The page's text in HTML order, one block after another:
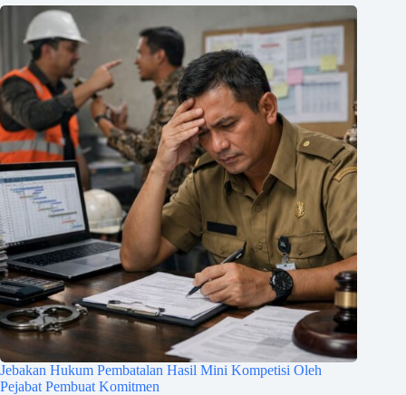
Jebakan Hukum Pembatalan Hasil Mini Kompetisi Oleh
Pejabat Pembuat Komitmen